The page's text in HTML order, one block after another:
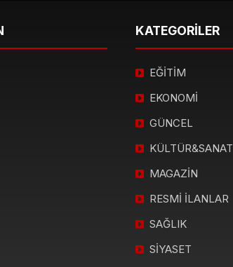
KATEGORİLER
EĞİTİM
EKONOMİ
GÜNCEL
KÜLTÜR&SANAT
MAGAZİN
RESMİ İLANLAR
SAĞLIK
SİYASET